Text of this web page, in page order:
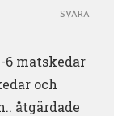
matskedar
och
åtgärdade
SVARA